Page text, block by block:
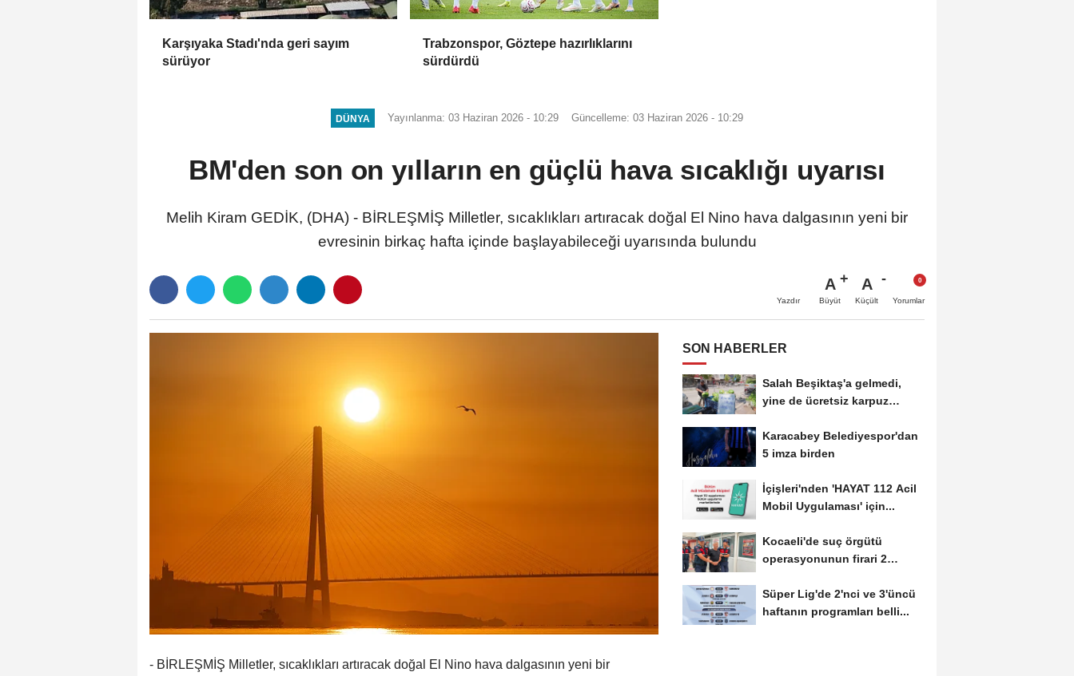
Karşıyaka Stadı'nda geri sayım
sürüyor
Trabzonspor, Göztepe hazırlıklarını
sürdürdü
DÜNYA Yayınlanma: 03 Haziran 2026 - 10:29 Güncelleme: 03 Haziran 2026 - 10:29
BM'den son on yılların en güçlü hava sıcaklığı uyarısı
Melih Kiram GEDİK, (DHA) - BİRLEŞMİŞ Milletler, sıcaklıkları artıracak doğal El Nino hava dalgasının yeni bir
evresinin birkaç hafta içinde başlayabileceği uyarısında bulundu
Yazdır
A
Büyüt
A
Küçült Yorumlar
- BİRLEŞMİŞ Milletler, sıcaklıkları artıracak doğal El Nino hava dalgasının yeni bir
SON HABERLER
Salah Beşiktaş'a gelmedi,
yine de ücretsiz karpuz
Karacabey Belediyespor'dan
5 imza birden
İçişleri'nden 'HAYAT 112 Acil
Mobil Uygulaması' için...
Kocaeli'de suç örgütü
operasyonunun firari 2
Süper Lig'de 2'nci ve 3'üncü
haftanın programları belli...